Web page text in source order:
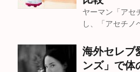
ヤーマン「アセ
し、「アセチノ
海外セレブ
ンズ」で体